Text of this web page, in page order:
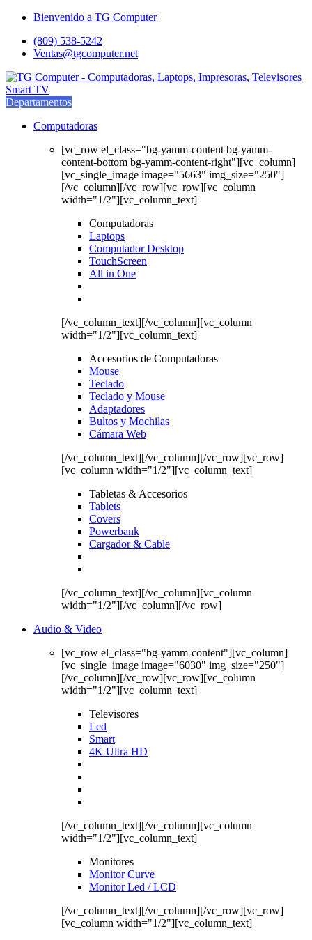
Saltar
navegación
saltar
contenido
Bienvenido a TG Computer
(809) 538-5242
Ventas@tgcomputer.net
Departamentos
Computadoras
[vc_row el_class="bg-yamm-content bg-yamm-
content-bottom bg-yamm-content-right"][vc_column]
[vc_single_image image="5663" img_size="250"]
[/vc_column][/vc_row][vc_row][vc_column
width="1/2"][vc_column_text]
Computadoras
Laptops
Computador Desktop
TouchScreen
All in One
[/vc_column_text][/vc_column][vc_column
width="1/2"][vc_column_text]
Accesorios de Computadoras
Mouse
Teclado
Teclado y Mouse
Adaptadores
Bultos y Mochilas
Cámara Web
[/vc_column_text][/vc_column][/vc_row][vc_row]
[vc_column width="1/2"][vc_column_text]
Tabletas & Accesorios
Tablets
Covers
Powerbank
Cargador & Cable
[/vc_column_text][/vc_column][vc_column
width="1/2"][/vc_column][/vc_row]
Audio & Video
[vc_row el_class="bg-yamm-content"][vc_column]
[vc_single_image image="6030" img_size="250"]
[/vc_column][/vc_row][vc_row][vc_column
width="1/2"][vc_column_text]
Televisores
Led
Smart
4K Ultra HD
[/vc_column_text][/vc_column][vc_column
width="1/2"][vc_column_text]
Monitores
Monitor Curve
Monitor Led / LCD
[/vc_column_text][/vc_column][/vc_row][vc_row]
[vc_column width="1/2"][vc_column_text]